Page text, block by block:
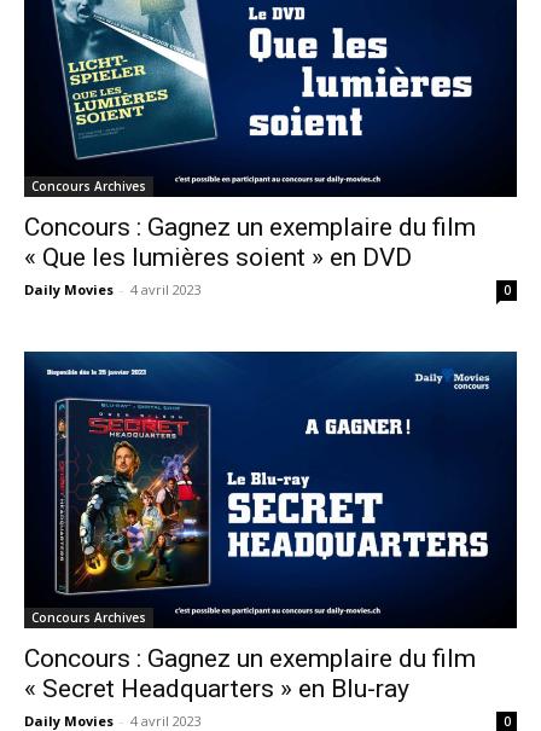
Concours Archives
Concours : Gagnez un exemplaire du film
« Que les lumières soient » en DVD
Daily Movies - 4 avril 2023 0
Concours Archives
Concours : Gagnez un exemplaire du film
« Secret Headquarters » en Blu-ray
Daily Movies - 4 avril 2023 0